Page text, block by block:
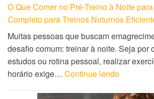
O Que Comer no Pré-Treino à Noite
Completo para Treinos Noturnos
Muitas pessoas que buscam
desafio comum: treinar à noite. Seja por
estudos ou rotina pessoal, realizar
horário exige… Continue lendo